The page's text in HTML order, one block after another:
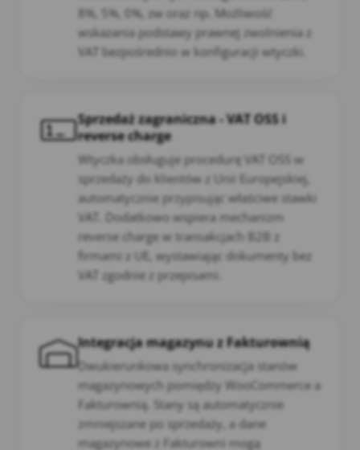
8%, 5%, 0%, zw oraz np. Możliwość
wskazania podstawy prawnej zwolnienia z
VAT bezpośrednio w konfiguracji wtyczki.
Sprzedaż zagraniczna - VAT OSS i
reverse charge
Wtyczka obsługuje procedurę VAT OSS w
sprzedaży do klientów z Unii Europejskiej,
automatycznie przypisując właściwe stawki
VAT. Dodatkowo wspiera mechanizm
reverse charge w transakcjach B2B z
firmami z UE, wystawiając dokumenty bez
VAT zgodnie z przepisami.
Integracja magazynu z Fakturownią
Dwukierunkowa synchronizacja stanów
magazynowych pomiędzy WooCommerce a
Fakturownią. Stany są automatycznie
zmniejszane po sprzedaży, a dane
magazynowe z Fakturowni mogą